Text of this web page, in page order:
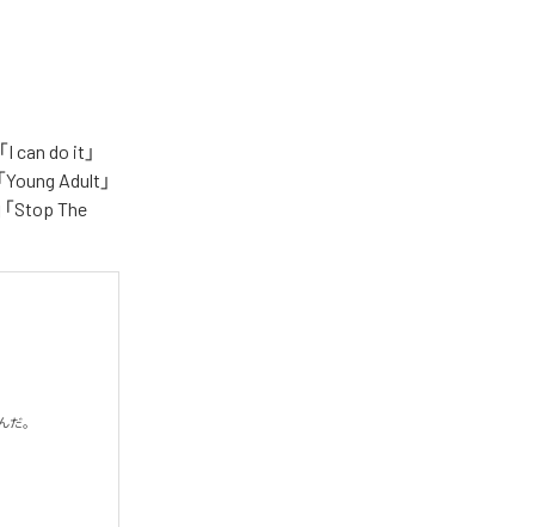
can do it」
Young Adult」
「Stop The
だ。